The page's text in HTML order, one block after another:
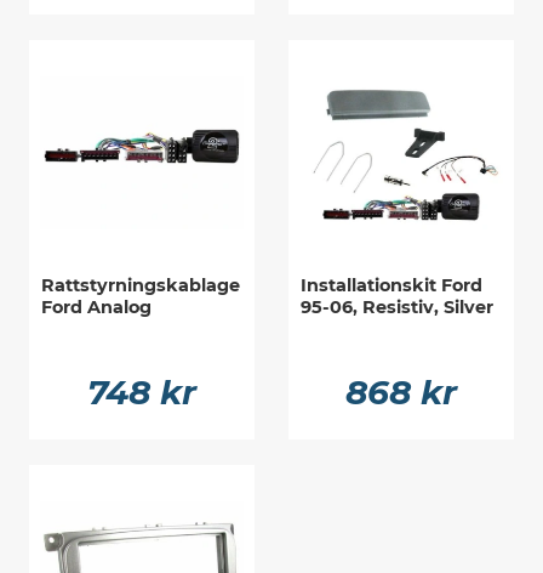
Rattstyrningskablage
Ford Analog
748 kr
Installationskit Ford
95-06, Resistiv, Silver
868 kr